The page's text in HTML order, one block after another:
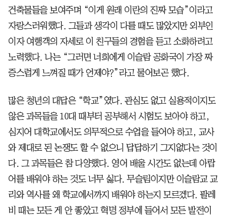
건축물들을 보여주며 “이게 원래 이란의 진짜 모습”이라고
자랑스러워했다. 그들과 생각이 다를 때도 많았지만 외부인
이자 여행객의 자세로 이 친구들의 경험을 듣고 소화하려고
노력했다. 나는 “그러면 너희에게 이슬람 공화국이 가장 짜
증스럽게 느껴질 때가 언제야?”라고 물어보곤 했다.
많은 청년의 대답은 “학교”였다. 관심도 없고 실용적이지도
않은 과목들을 10대 때부터 공부해서 시험도 보아야 하고,
심지어 대학교에서도 의무적으로 수업을 들어야 하고, 교사
와 제대로 된 논쟁도 할 수 없으니 답답하기 그지없다는 것이
다. 그 과목들은 참 다양했다. 영어 배울 시간도 없는데 아랍
어를 배워야 하는 것도 너무 싫다. 무슬림이지만 이슬람교 교
리와 역사를 왜 학교에서까지 배워야 하는지 모르겠다. 팔레
비 때는 모든 게 안 좋았고 혁명 정부에 들어서 모든 발전이